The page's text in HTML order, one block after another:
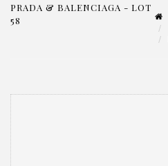
PRADA & BALENCIAGA - LOT
58